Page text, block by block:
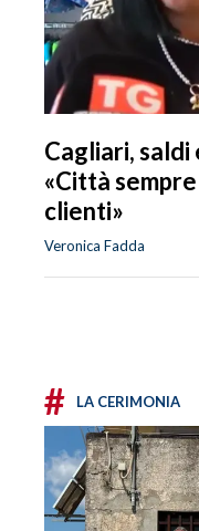
Cagliari, saldi
«Città
clienti»
Veronica Fadda
# LA CERIMONIA